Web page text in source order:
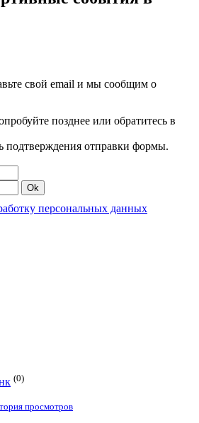
свой email и мы сообщим о
позднее или обратитесь в
подтверждения отправки формы.
Ok
персональных данных
(0)
просмотров